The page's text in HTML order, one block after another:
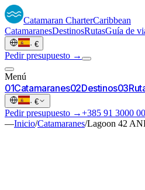
Catamaran CharterCaribbean
CatamaranesDestinosRutasGuía de
· €
Pedir presupuesto →
Menú
01Catamaranes02Destinos03
· €
Pedir presupuesto →+385 91 3000
—Inicio/Catamaranes/Lagoon 42